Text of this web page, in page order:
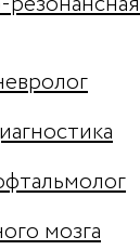
мозга